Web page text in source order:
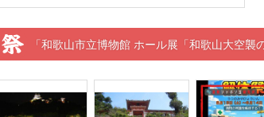
「和歌山市立博物館 ホール展「和歌山大空襲